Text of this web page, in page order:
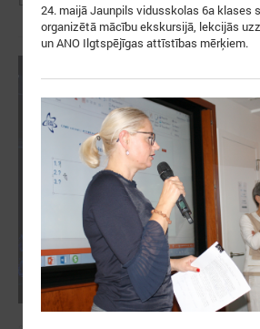
24. maijā Jaunpils vidusskolas 6a klases
organizētā mācību ekskursijā, lekcijās
un ANO Ilgtspējīgas attīstības mērķiem.